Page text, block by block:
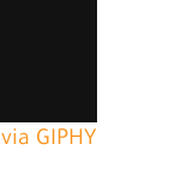
via GIPHY